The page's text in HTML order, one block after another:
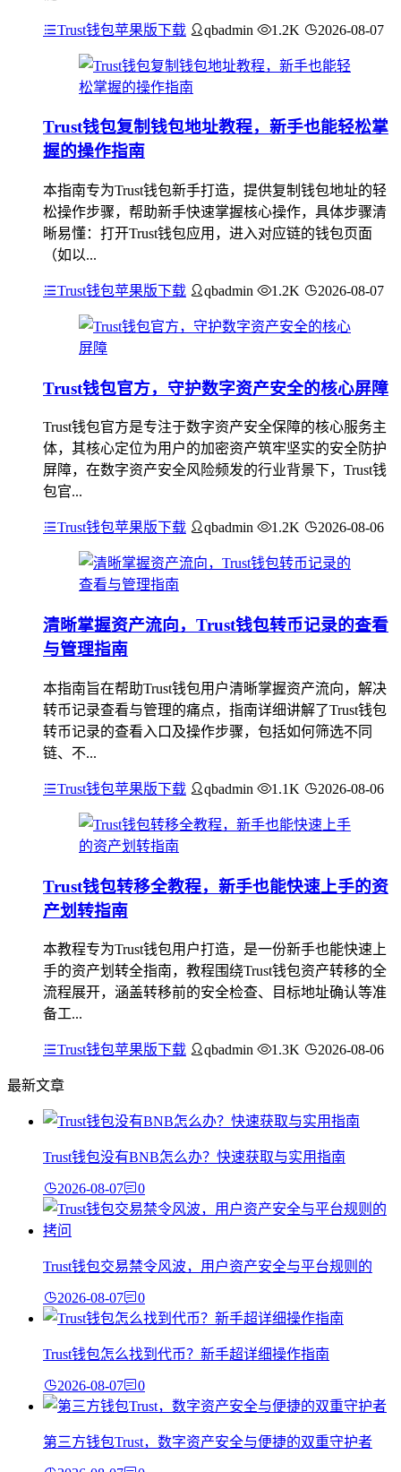
Trust钱包苹果版下载 qbadmin 1.2K 2026-08-07
Trust钱包复制钱包地址教程，新手也能轻松掌
握的操作指南
本指南专为Trust钱包新手打造，提供复制钱包地址的轻
松操作步骤，帮助新手快速掌握核心操作，具体步骤清
晰易懂：打开Trust钱包应用，进入对应链的钱包页面
（如以...
Trust钱包苹果版下载 qbadmin 1.2K 2026-08-07
Trust钱包官方，守护数字资产安全的核心屏障
Trust钱包官方是专注于数字资产安全保障的核心服务主
体，其核心定位为用户的加密资产筑牢坚实的安全防护
屏障，在数字资产安全风险频发的行业背景下，Trust钱
包官...
Trust钱包苹果版下载 qbadmin 1.2K 2026-08-06
清晰掌握资产流向，Trust钱包转币记录的查看
与管理指南
本指南旨在帮助Trust钱包用户清晰掌握资产流向，解决
转币记录查看与管理的痛点，指南详细讲解了Trust钱包
转币记录的查看入口及操作步骤，包括如何筛选不同
链、不...
Trust钱包苹果版下载 qbadmin 1.1K 2026-08-06
Trust钱包转移全教程，新手也能快速上手的资
产划转指南
本教程专为Trust钱包用户打造，是一份新手也能快速上
手的资产划转全指南，教程围绕Trust钱包资产转移的全
流程展开，涵盖转移前的安全检查、目标地址确认等准
备工...
Trust钱包苹果版下载 qbadmin 1.3K 2026-08-06
最新文章
Trust钱包没有BNB怎么办？快速获取与实用指南
2026-08-07 0
Trust钱包交易禁令风波，用户资产安全与平台规则的
2026-08-07 0
Trust钱包怎么找到代币？新手超详细操作指南
2026-08-07 0
第三方钱包Trust，数字资产安全与便捷的双重守护者